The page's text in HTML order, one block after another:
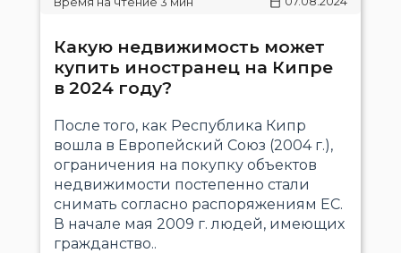
Какую недвижимость может
купить иностранец на Кипре
в 2024 году?
После того, как Республика Кипр
вошла в Европейский Союз (2004 г.),
ограничения на покупку объектов
недвижимости постепенно стали
снимать согласно распоряжениям ЕС.
В начале мая 2009 г. людей, имеющих
гражданство..